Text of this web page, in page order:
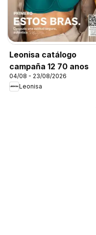
Leonisa catálogo
campaña 12 70 anos
04/08 - 23/08/2026
Leonisa